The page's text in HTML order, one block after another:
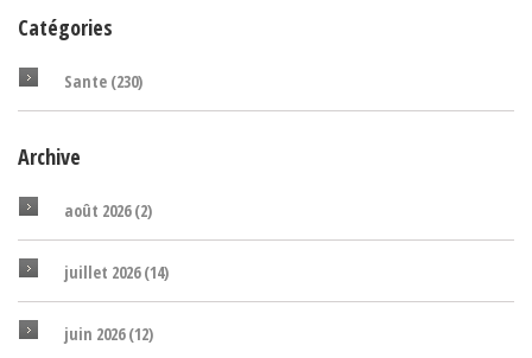
Catégories
Sante (230)
Archive
août 2026(2)
juillet 2026(14)
juin 2026(12)